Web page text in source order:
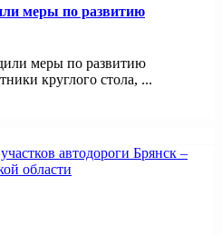
меры по развитию
меры по развитию
круглого стола, ...